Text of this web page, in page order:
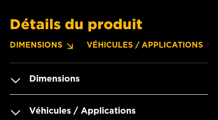
Détails du produit
DIMENSIONS VÉHICULES / APPLICATIONS
Dimensions
Véhicules / Applications